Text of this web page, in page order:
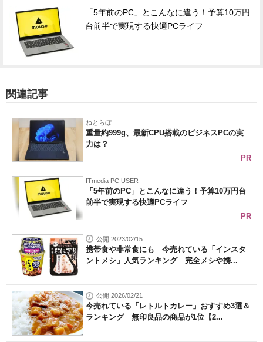
「5年前のPC」とこんなに違う！予算10万円
台前半で実現する快適PCライフ
関連記事
ねとらぼ
重量約999g、最新CPU搭載のビジネスPCの実
力は？
PR
ITmedia PC USER
「5年前のPC」とこんなに違う！予算10万円台
前半で実現する快適PCライフ
PR
公開 2023/02/15
携帯食や非常食にも 今売れている「インスタ
ントメシ」人気ランキング 完全メシや携...
公開 2026/02/21
今売れている「レトルトカレー」おすすめ3選＆
ランキング 無印良品の商品が1位【2...